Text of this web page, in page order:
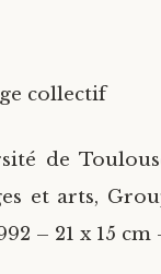
collectif
de
et arts,
– 21 x 15 cm